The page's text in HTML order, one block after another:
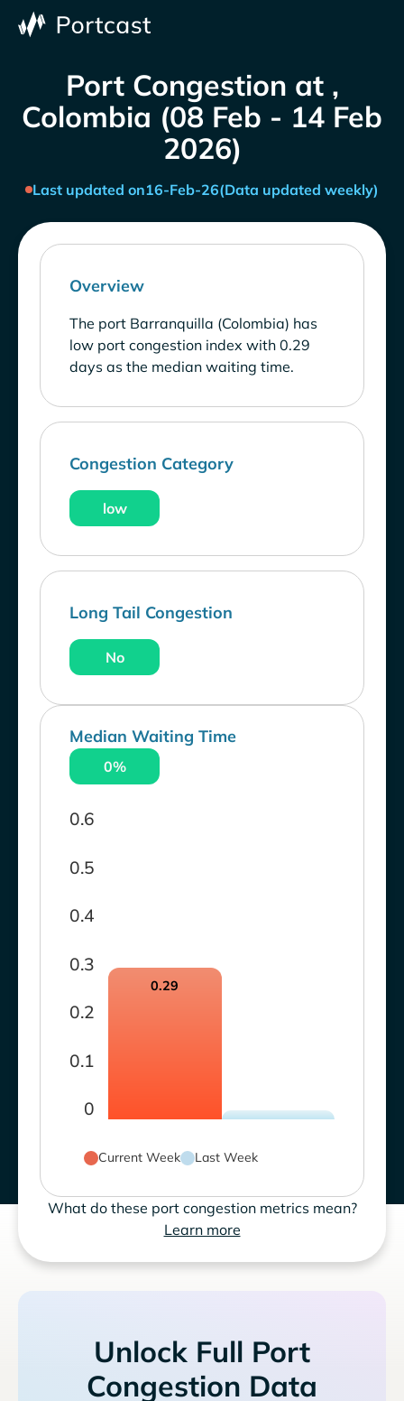
Port Congestion at ,
Colombia (08 Feb - 14 Feb
2026)
Last updated on16-Feb-26(Data updated weekly)
Overview
The port Barranquilla (Colombia) has
low port congestion index with 0.29
days as the median waiting time.
Congestion Category
low
Long Tail Congestion
No
Median Waiting Time
0%
0
0.1
0.2
0.3
0.4
0.5
0.6
0.29
Current Week Last Week
What do these port congestion metrics mean?
Learn more
Unlock Full Port
Congestion Data